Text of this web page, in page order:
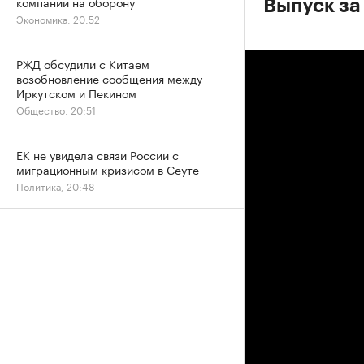
Выпуск
Экономика, 20:52
РЖД обсудили с Китаем
возобновление сообщения между
Иркутском и Пекином
Общество, 20:51
ЕК не увидела связи России с
миграционным кризисом в Сеуте
Политика, 20:48